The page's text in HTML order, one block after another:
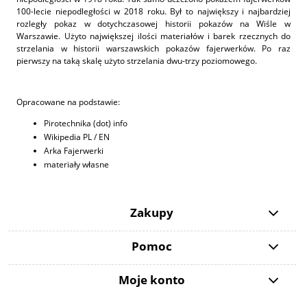
100-lecie niepodległości w 2018 roku. Był to największy i najbardziej
rozległy pokaz w dotychczasowej historii pokazów na Wiśle w
Warszawie. Użyto największej ilości materiałów i barek rzecznych do
strzelania w historii warszawskich pokazów fajerwerków. Po raz
pierwszy na taką skalę użyto strzelania dwu-trzy poziomowego.
Opracowane na podstawie:
Pirotechnika (dot) info
Wikipedia PL / EN
Arka Fajerwerki
materiały własne
Zakupy
Pomoc
Moje konto